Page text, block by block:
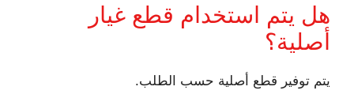
هل يتم استخدام قطع غيار
أصلية؟
يتم توفير قطع أصلية حسب الطلب.